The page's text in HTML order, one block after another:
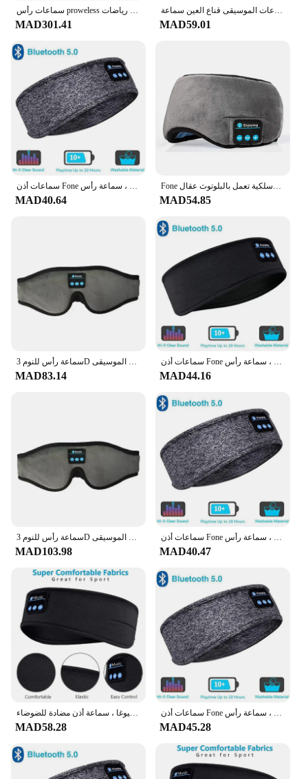
سماعات رأس proweless مع قناع العين للنوم ، رباط رأس مريح ، سماعة أذن بلوتوث ، سماعة رأس مرنة ، أصلية ، 5 رياضات *
MAD301.41
سماعات بلوتوث الرياضة النوم عقال مرنة لاسلكية سماعات الموسيقى قناع العين سماعة
MAD59.01
سماعات أذن Fone بلوتوث ، رباط رأس للنوم ، سماعات رأس لاسلكية مرنة ، سماعات رأس رياضية ، سماعة رأس
MAD40.64
Fone سماعات بلوتوث الرياضة النوم عقال سماعات لاسلكية مرنة الموسيقى قناع العين سماعة لاسلكية تعمل بالبلوتوث عقال
MAD54.85
MAD83.14 MAD44.16
MAD103.98 MAD40.47
MAD58.28 MAD45.28